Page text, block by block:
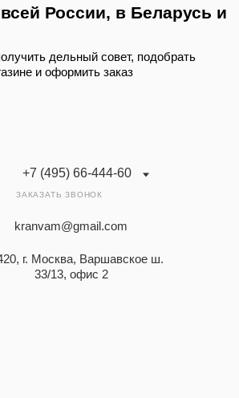
России, в Беларусь и
дельный совет, подобрать
и оформить заказ
+7 (495) 66-444-60
ЗАКАЗАТЬ ЗВОНОК
kranvam@gmail.com
г. Москва, Варшавское ш.
33/13, офис 2